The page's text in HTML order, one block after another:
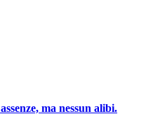
ma nessun alibi.